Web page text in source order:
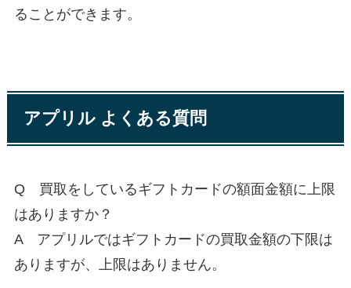
ることができます。
アプリル よくある質問
Q 買取をしているギフトカードの額面金額に上限
はありますか？
A アプリルではギフトカードの買取金額の下限は
ありますが、上限はありません。